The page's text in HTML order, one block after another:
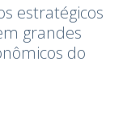
estratégicos
grandes
do